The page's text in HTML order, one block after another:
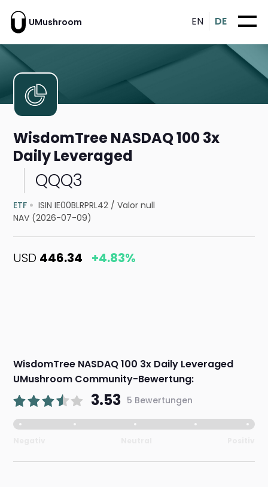
UMushroom EN DE
WisdomTree NASDAQ 100 3x
Daily Leveraged
QQQ3
ETF ISIN IE00BLRPRL42 /Valor null
NAV (2026-07-09)
USD 446.34 +4.83%
WisdomTree NASDAQ 100 3x Daily Leveraged
UMushroom Community-Bewertung:
3.53 5 Bewertungen